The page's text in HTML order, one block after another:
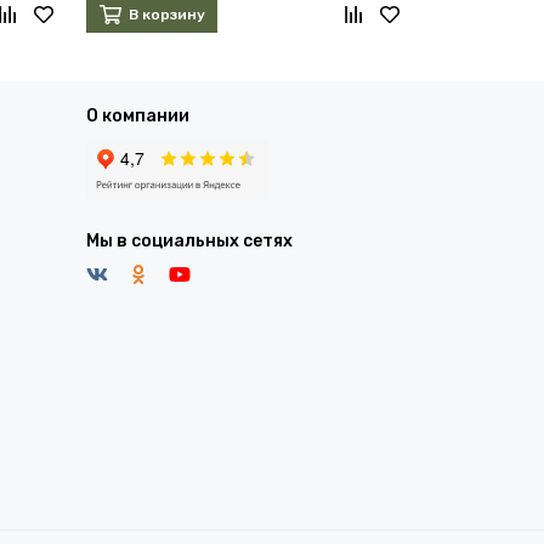
В корзину
О компании
Мы в социальных сетях